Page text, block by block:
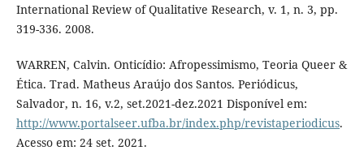
International Review of Qualitative Research, v. 1, n. 3, pp.
319-336. 2008.
WARREN, Calvin. Onticídio: Afropessimismo, Teoria Queer &
Ética. Trad. Matheus Araújo dos Santos. Periódicus,
Salvador, n. 16, v.2, set.2021-dez.2021 Disponível em:
http://www.portalseer.ufba.br/index.php/revistaperiodicus.
Acesso em: 24 set. 2021.